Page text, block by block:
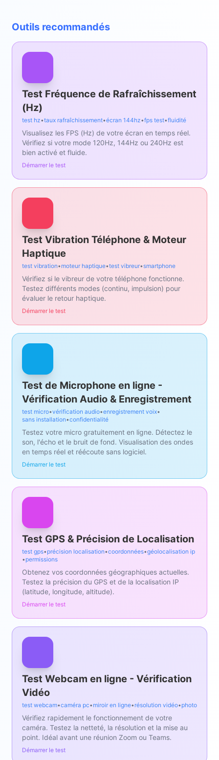
Outils recommandés
Test Fréquence de Rafraîchissement
(Hz)
test hz•taux rafraîchissement•écran 144hz•fps test•fluidité
Visualisez les FPS (Hz) de votre écran en temps réel.
Vérifiez si votre mode 120Hz, 144Hz ou 240Hz est
bien activé et fluide.
Démarrer le test
Test Vibration Téléphone & Moteur
Haptique
test vibration•moteur haptique•test vibreur•smartphone
Vérifiez si le vibreur de votre téléphone fonctionne.
Testez différents modes (continu, impulsion) pour
évaluer le retour haptique.
Démarrer le test
Test de Microphone en ligne -
Vérification Audio & Enregistrement
test micro•vérification audio•enregistrement voix•
sans installation•confidentialité
Testez votre micro gratuitement en ligne. Détectez le
son, l'écho et le bruit de fond. Visualisation des ondes
en temps réel et réécoute sans logiciel.
Démarrer le test
Test GPS & Précision de Localisation
test gps•précision localisation•coordonnées•géolocalisation ip
•permissions
Obtenez vos coordonnées géographiques actuelles.
Testez la précision du GPS et de la localisation IP
(latitude, longitude, altitude).
Démarrer le test
Test Webcam en ligne - Vérification
Vidéo
test webcam•caméra pc•miroir en ligne•résolution vidéo•photo
Vérifiez rapidement le fonctionnement de votre
caméra. Testez la netteté, la résolution et la mise au
point. Idéal avant une réunion Zoom ou Teams.
Démarrer le test